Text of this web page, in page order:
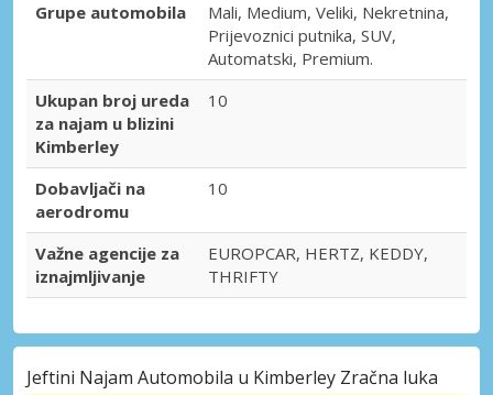
Grupe automobila
Mali, Medium, Veliki, Nekretnina,
Prijevoznici putnika, SUV,
Automatski, Premium.
Ukupan broj ureda
za najam u blizini
Kimberley
10
Dobavljači na
aerodromu
10
Važne agencije za
iznajmljivanje
EUROPCAR, HERTZ, KEDDY,
THRIFTY
Jeftini Najam Automobila u Kimberley Zračna luka